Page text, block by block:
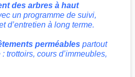
des arbres à haut
un programme de suivi,
d’entretien à long terme.
perméables partout
trottoirs, cours d’immeubles,